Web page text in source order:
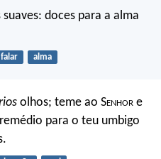
suaves: doces para a alma
falar alma
olhos; teme ao Senhor e
para o teu umbigo